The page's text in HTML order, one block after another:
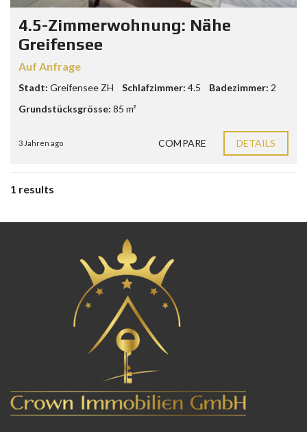
4.5-Zimmerwohnung: Nähe
Greifensee
Auf Anfrage
Stadt: Greifensee ZH Schlafzimmer: 4.5 Badezimmer: 2
Grundstücksgrösse: 85 m²
3 Jahren ago COMPARE DETAILS
1 results